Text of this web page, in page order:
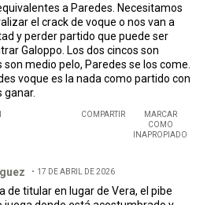
a Paredes. Necesitamos
el crack de voque o nos van a
y perder partido que puede ser
Galoppo. Los dos cincos son
medio pelo, Paredes se los come.
voque es la nada como partido con
ganar.
COMPARTIR
MARCAR
COMO
INAPROPIADO
17 DE ABRIL DE 2026
de titular en lugar de Vera, el pibe